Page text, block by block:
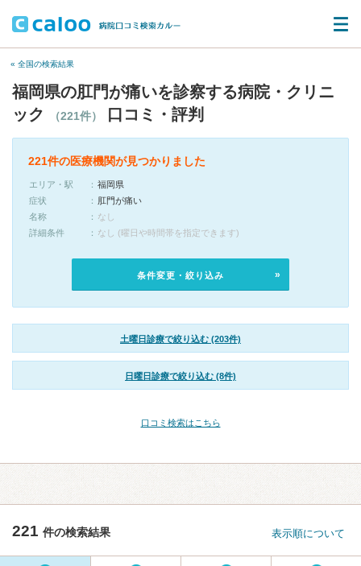
« 全国の検索結果
福岡県の肛門が痛いを診察する病院・クリニ
ック
（221件） 口コミ・評判
221件の医療機関が見つかりました
エリア・駅
福岡県
症状
肛門が痛い
名称
なし
詳細条件
なし (曜日や時間帯を指定できます)
条件変更・絞り込み
土曜日診療で絞り込む (203件)
日曜日診療で絞り込む (8件)
口コミ検索はこちら
221 件の検索結果 表示順について